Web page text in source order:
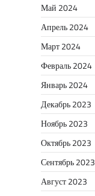
Май 2024
Апрель 2024
Март 2024
Февраль 2024
Январь 2024
Декабрь 2023
Ноябрь 2023
Октябрь 2023
Сентябрь 2023
Август 2023